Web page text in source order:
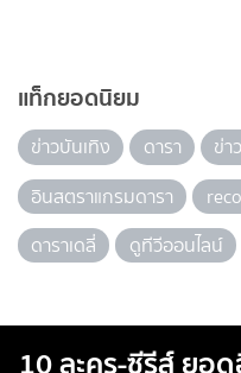
แท็กยอดนิยม
ข่าวบันเทิง ดารา ข่า
อินสตราแกรมดารา
ดาราเดลี่
ดูทีวีออนไลน์